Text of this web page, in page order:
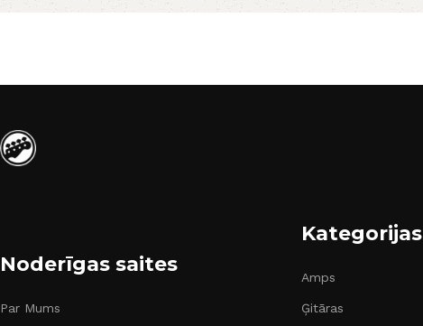
Noderīgas saites
Par Mums
Kategorijas
Amps
Ģitāras